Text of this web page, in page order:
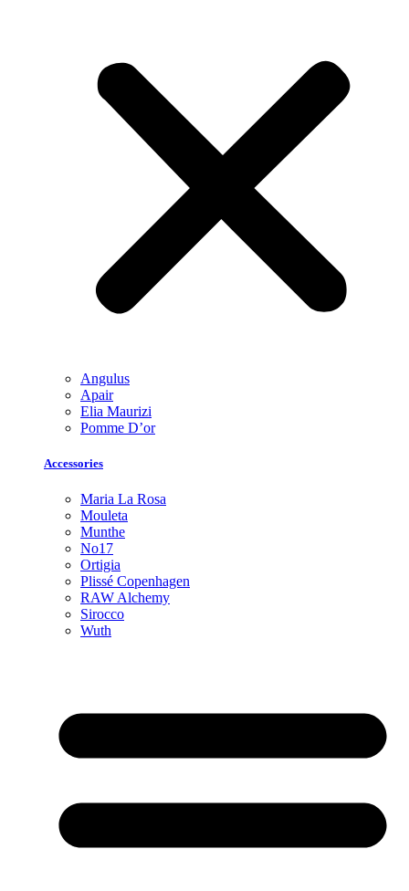
Angulus
Apair
Elia Maurizi
Pomme D’or
Accessories
Maria La Rosa
Mouleta
Munthe
No17
Ortigia
Plissé Copenhagen
RAW Alchemy
Sirocco
Wuth